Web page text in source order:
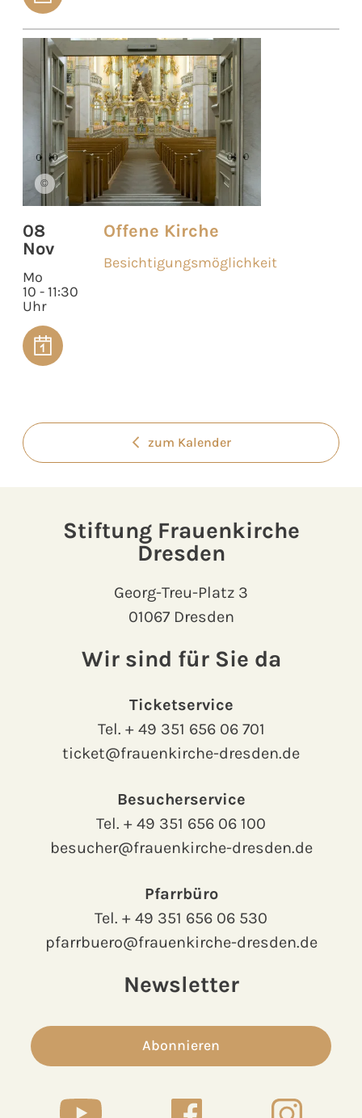
©
08
Nov
Mo
10 - 11:30
Uhr
Offene Kirche
Besichtigungsmöglichkeit
zum Kalender
Stiftung Frauenkirche
Dresden
Georg-Treu-Platz 3
01067 Dresden
Wir sind für Sie da
Ticketservice
Tel. + 49 351 656 06 701
ticket@frauenkirche-dresden.de
Besucherservice
Tel. + 49 351 656 06 100
besucher@frauenkirche-dresden.de
Pfarrbüro
Tel. + 49 351 656 06 530
pfarrbuero@frauenkirche-dresden.de
Newsletter
Abonnieren